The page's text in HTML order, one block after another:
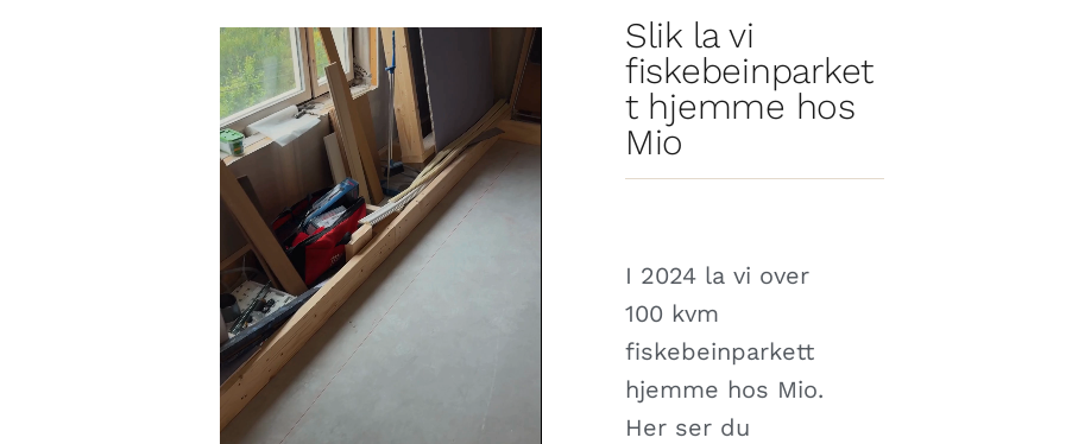
Slik la vi
fiskebeinparket
t hjemme hos
Mio
I 2024 la vi over
100 kvm
fiskebeinparkett
hjemme hos Mio.
Her ser du